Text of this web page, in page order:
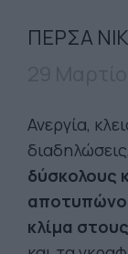
ΠΕΡΣΑ
Ανεργία,
δύσκολους
κλίμα